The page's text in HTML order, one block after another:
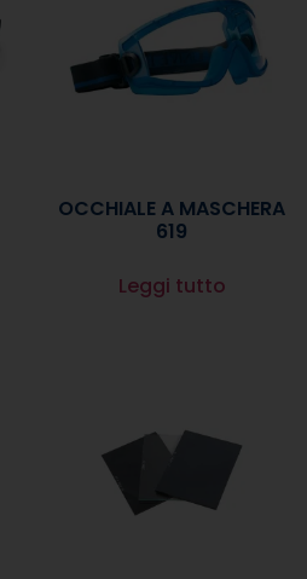
OCCHIALE A MASCHERA
619
Leggi tutto